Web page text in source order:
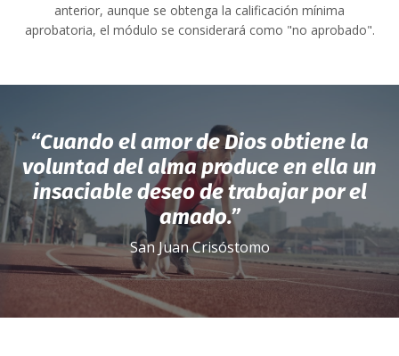
anterior, aunque se obtenga la calificación mínima
aprobatoria, el módulo se considerará como "no aprobado".
“Cuando el amor de Dios obtiene la
voluntad del alma produce en ella un
insaciable deseo de trabajar por el
amado.”
San Juan Crisóstomo